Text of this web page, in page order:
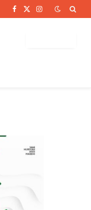
Facebook
X
Instagram